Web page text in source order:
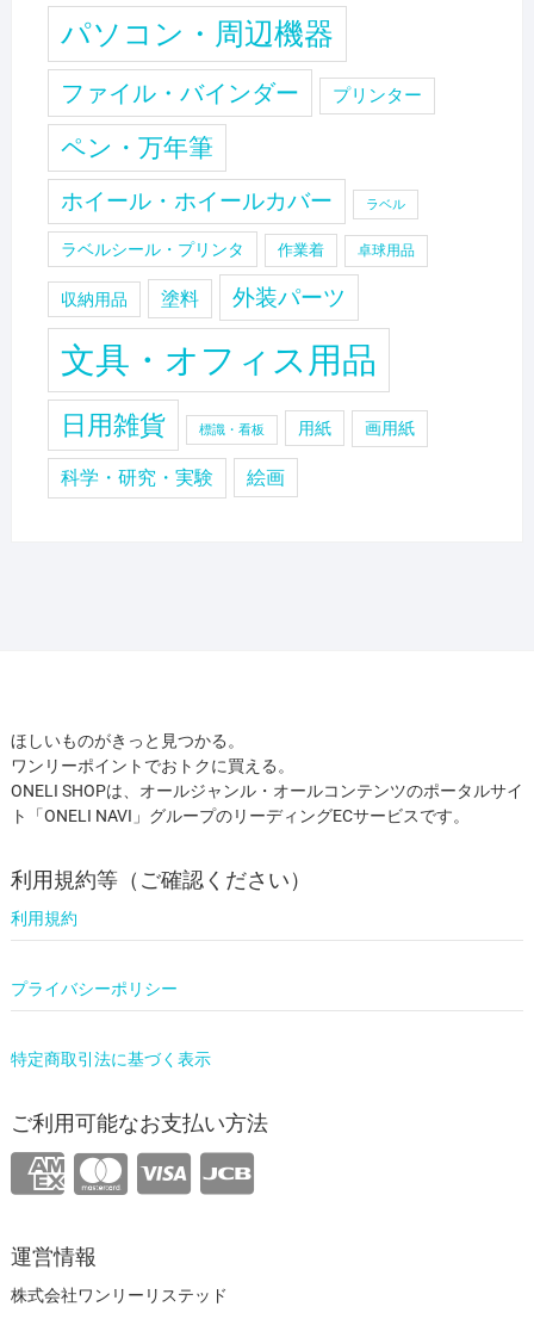
パソコン・周辺機器
ファイル・バインダー プリンター
ペン・万年筆
ホイール・ホイールカバー ラベル
ラベルシール・プリンタ 作業着 卓球用品
収納用品 塗料 外装パーツ
文具・オフィス用品
日用雑貨 標識・看板 用紙 画用紙
科学・研究・実験 絵画
ほしいものがきっと見つかる。
ワンリーポイントでおトクに買える。
ONELI SHOPは、オールジャンル・オールコンテンツのポータルサイ
ト「ONELI NAVI」グループのリーディングECサービスです。
利用規約等（ご確認ください）
利用規約
プライバシーポリシー
特定商取引法に基づく表示
ご利用可能なお支払い方法
運営情報
株式会社ワンリーリステッド